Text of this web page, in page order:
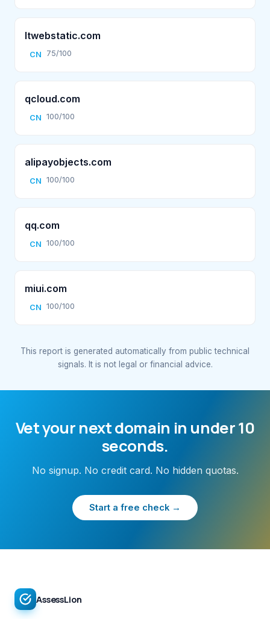
ltwebstatic.com
CN 75/100
qcloud.com
CN 100/100
alipayobjects.com
CN 100/100
qq.com
CN 100/100
miui.com
CN 100/100
This report is generated automatically from public technical
signals. It is not legal or financial advice.
Vet your next domain in under 10
seconds.
No signup. No credit card. No hidden quotas.
Start a free check →
AssessLion